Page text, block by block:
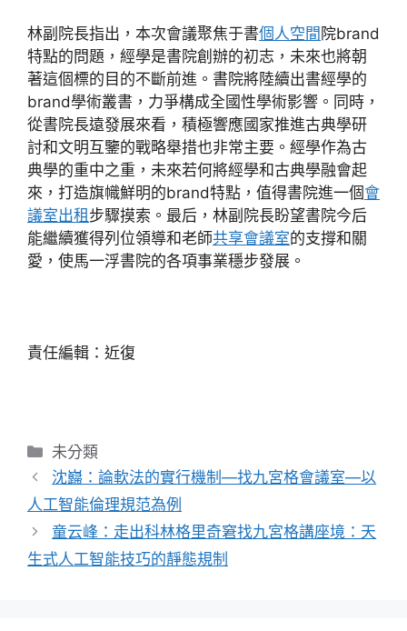
林副院長指出，本次會議聚焦于書個人空間 院brand
特點的問題，經學是書院創辦的初志，未來也將朝
著這個標的目的不斷前進。書院將陸續出書經學的
brand學術叢書，力爭構成全國性學術影響。同時，
從書院長遠發展來看，積極響應國家推進古典學研
討和文明互鑒的戰略舉措也非常主要。經學作為古
典學的重中之重，未來若何將經學和古典學融會起
來，打造旗幟鮮明的brand特點，值得書院進一個會
議室出租 步驟摸索。最后，林副院長盼望書院今后
能繼續獲得列位領導和老師共享會議室的支撐和關
愛，使馬一浮書院的各項事業穩步發展。
責任編輯：近復
分
類
未分類
沈巋：論軟法的實行機制—找九宮格會議室—以
人工智能倫理規范為例
童云峰：走出科林格里奇窘找九宮格講座境：天
生式人工智能技巧的靜態規制